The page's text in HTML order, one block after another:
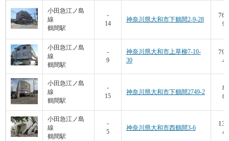
小田急江ノ島
線
鶴間駅
-
14
神奈川県大和市下鶴間2-9-28
小田急江ノ島
線
鶴間駅
-
9
神奈川県大和市上草柳7-10-
30
小田急江ノ島
線
鶴間駅
-
15
神奈川県大和市下鶴間2749-2
82
小田急江ノ島
線
鶴間駅
-
5
神奈川県大和市西鶴間3-6